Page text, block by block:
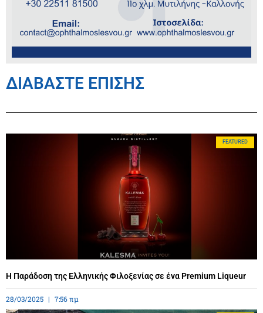
ΔΙΑΒΑΣΤΕ ΕΠΙΣΗΣ
FEATURED
Η Παράδοση της Ελληνικής Φιλοξενίας σε ένα Premium Liqueur
28/03/2025 7:56 πμ